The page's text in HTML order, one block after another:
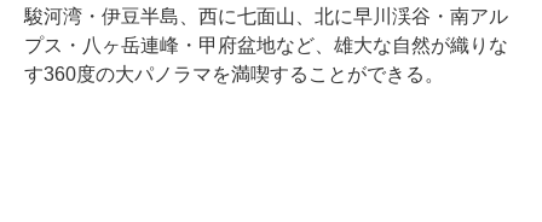
駿河湾・伊豆半島、西に七面山、北に早川渓谷・南アル
プス・八ヶ岳連峰・甲府盆地など、雄大な自然が織りな
す360度の大パノラマを満喫することができる。